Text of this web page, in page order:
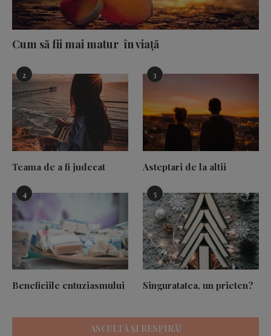
Cum să fii mai matur în viață
2
Teama de a fi judecat
3
Asteptari de la altii
4
Beneficiile entuziasmului
5
Singuratatea, un prieten?
ASCULTĂ ȘI RESPIRĂ!